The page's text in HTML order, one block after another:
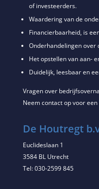
of investeerders.
Waardering van de
Financierbaarheid, is
Onderhandelingen over
Het opstellen van aan-
Duidelijk, leesbaar en
Vragen over
Neem contact op voor
De Houtregt
Euclideslaan 1
3584 BL Utrecht
Tel: 030-2599 845